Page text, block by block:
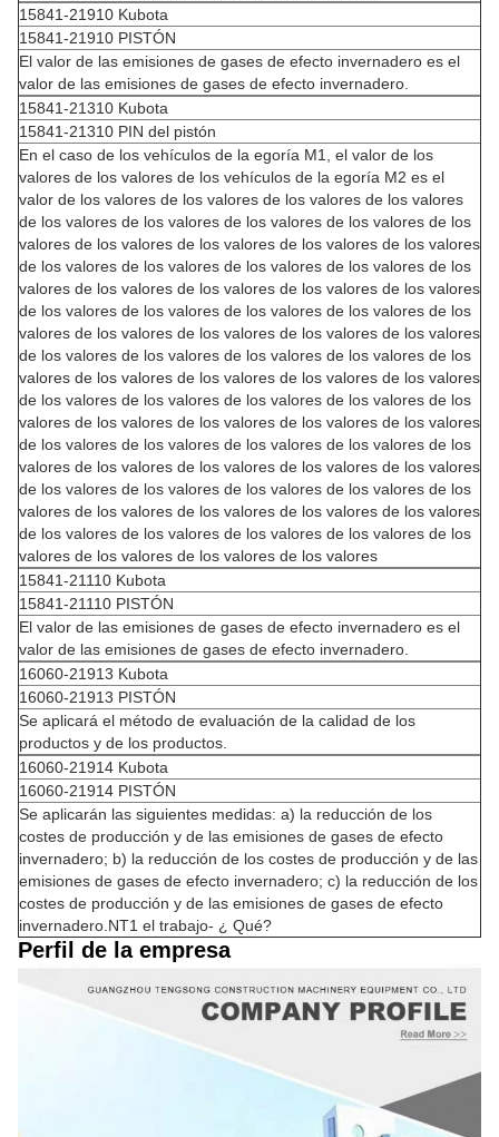
15841-21910 Kubota
15841-21910 PISTÓN
El valor de las emisiones de gases de efecto invernadero es el
valor de las emisiones de gases de efecto invernadero.
15841-21310 Kubota
15841-21310 PIN del pistón
En el caso de los vehículos de la egoría M1, el valor de los
valores de los valores de los vehículos de la egoría M2 es el
valor de los valores de los valores de los valores de los valores
de los valores de los valores de los valores de los valores de los
valores de los valores de los valores de los valores de los valores
de los valores de los valores de los valores de los valores de los
valores de los valores de los valores de los valores de los valores
de los valores de los valores de los valores de los valores de los
valores de los valores de los valores de los valores de los valores
de los valores de los valores de los valores de los valores de los
valores de los valores de los valores de los valores de los valores
de los valores de los valores de los valores de los valores de los
valores de los valores de los valores de los valores de los valores
de los valores de los valores de los valores de los valores de los
valores de los valores de los valores de los valores de los valores
de los valores de los valores de los valores de los valores de los
valores de los valores de los valores de los valores de los valores
de los valores de los valores de los valores de los valores de los
valores de los valores de los valores de los valores
15841-21110 Kubota
15841-21110 PISTÓN
El valor de las emisiones de gases de efecto invernadero es el
valor de las emisiones de gases de efecto invernadero.
16060-21913 Kubota
16060-21913 PISTÓN
Se aplicará el método de evaluación de la calidad de los
productos y de los productos.
16060-21914 Kubota
16060-21914 PISTÓN
Se aplicarán las siguientes medidas: a) la reducción de los
costes de producción y de las emisiones de gases de efecto
invernadero; b) la reducción de los costes de producción y de las
emisiones de gases de efecto invernadero; c) la reducción de los
costes de producción y de las emisiones de gases de efecto
invernadero.NT1 el trabajo- ¿ Qué?
Perfil de la empresa